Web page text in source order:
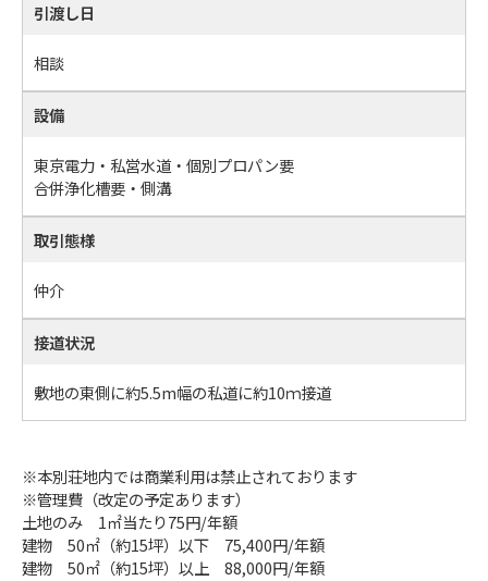
引渡し日
相談
設備
東京電力・私営水道・個別プロパン要
合併浄化槽要・側溝
取引態様
仲介
接道状況
敷地の東側に約5.5m幅の私道に約10ｍ接道
※本別荘地内では商業利用は禁止されております
※管理費（改定の予定あります）
土地のみ 1㎡当たり75円/年額
建物 50㎡（約15坪）以下 75,400円/年額
建物 50㎡（約15坪）以上 88,000円/年額